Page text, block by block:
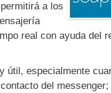
a los
real con ayuda del
útil, especialmente
del